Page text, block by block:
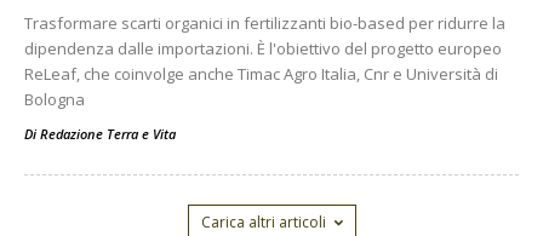
Trasformare scarti organici in fertilizzanti bio-based per ridurre la
dipendenza dalle importazioni. È l'obiettivo del progetto europeo
ReLeaf, che coinvolge anche Timac Agro Italia, Cnr e Università di
Bologna
Di Redazione Terra e Vita
Carica altri articoli